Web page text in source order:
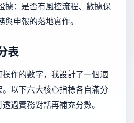
據：是否有風控流程、數據保
申報的落地實作。
表
作的數字，我設計了一個適
以下六大核心指標各自滿分
過實務對話再補充分數。